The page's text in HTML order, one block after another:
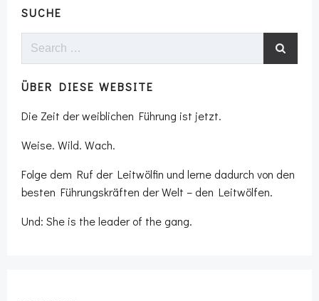
SUCHE
Search
ÜBER DIESE WEBSITE
Die Zeit der weiblichen Führung ist jetzt.
Weise. Wild. Wach.
Folge dem Ruf der Leitwölfin und lerne dadurch von den
besten Führungskräften der Welt – den Leitwölfen.
Und: She is the leader of the gang.